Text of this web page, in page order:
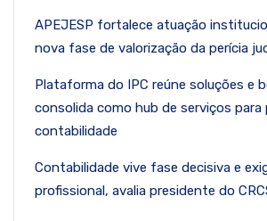
APEJESP fortalece atuação
nova fase de valorização da perícia
Plataforma do IPC reúne soluções e
consolida como hub de serviços para
contabilidade
Contabilidade vive fase decisiva e
profissional, avalia presidente do